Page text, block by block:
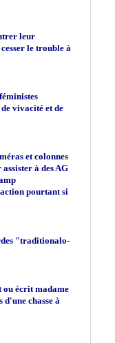
leur
le trouble à
vivacité et de
et colonnes
à des AG
pourtant si
"traditionalo-
ou écrit madame
chasse à